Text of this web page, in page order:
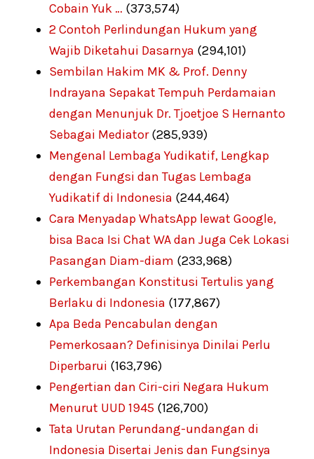
Cobain Yuk … (373,574)
2 Contoh Perlindungan Hukum yang
Wajib Diketahui Dasarnya (294,101)
Sembilan Hakim MK & Prof. Denny
Indrayana Sepakat Tempuh Perdamaian
dengan Menunjuk Dr. Tjoetjoe S Hernanto
Sebagai Mediator (285,939)
Mengenal Lembaga Yudikatif, Lengkap
dengan Fungsi dan Tugas Lembaga
Yudikatif di Indonesia (244,464)
Cara Menyadap WhatsApp lewat Google,
bisa Baca Isi Chat WA dan Juga Cek Lokasi
Pasangan Diam-diam (233,968)
Perkembangan Konstitusi Tertulis yang
Berlaku di Indonesia (177,867)
Apa Beda Pencabulan dengan
Pemerkosaan? Definisinya Dinilai Perlu
Diperbarui (163,796)
Pengertian dan Ciri-ciri Negara Hukum
Menurut UUD 1945 (126,700)
Tata Urutan Perundang-undangan di
Indonesia Disertai Jenis dan Fungsinya